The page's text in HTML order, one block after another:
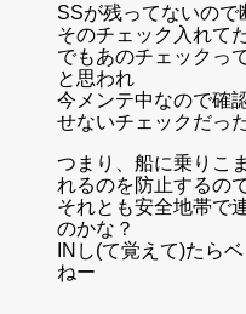
SSが残ってないの
そのチェック入れて
でもあのチェックっ
と思われ
今メンテ中なので確
せないチェックだっ
つまり、船に乗りこ
れるのを防止するの
それとも安全地帯で
のかな？
INし(て覚えて)たら
ねー